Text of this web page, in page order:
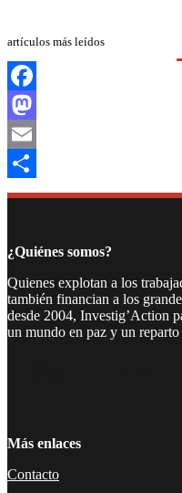
artículos más leídos
Facebook
Mastodon
Email
Compartir
¿Quiénes somos?
Quienes explotan a los
también financian a los
desde 2004, Investig’Action
un mundo en paz y un
Más enlaces
Contacto